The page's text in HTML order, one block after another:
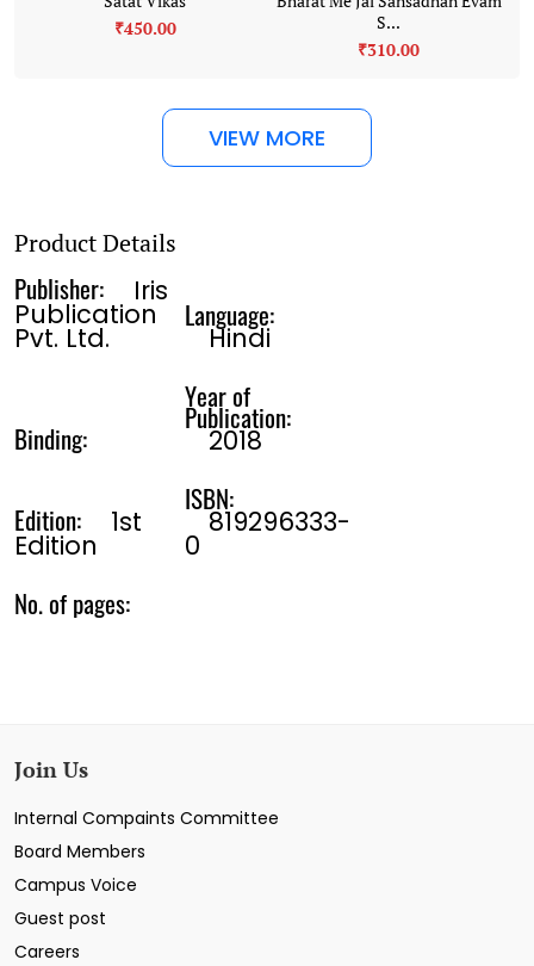
₹450.00
S...
₹310.00
VIEW MORE
Product Details
Publisher: Iris
Publication
Pvt. Ltd.
Language:
Hindi
Binding:
Year of
Publication:
2018
Edition: 1st
Edition
ISBN:
819296333-
0
No. of pages:
Join Us
Internal Compaints Committee
Board Members
Campus Voice
Guest post
Careers